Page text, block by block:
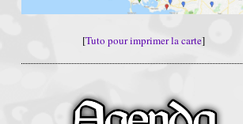
[Tuto pour imprimer la carte]